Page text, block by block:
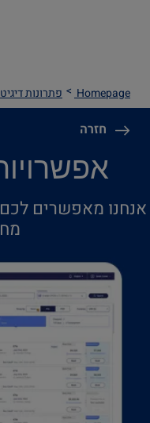
Homepage פתרונות
חזרה
אנחנו מאפשרים